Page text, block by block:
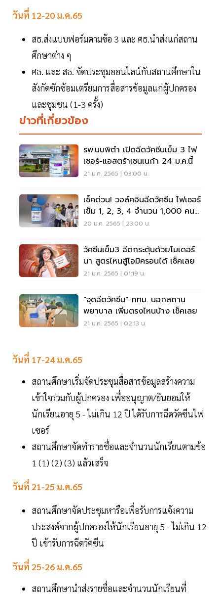
วันที่ 12-20 ม.ค.65
สธ.ส่งแบบฟอร์มตามข้อ 3 และ ศธ.นำส่งแก่สถาน
ศึกษาต่าง ๆ
ศธ. และ สธ. จัดประชุมออนไลน์กับสถานศึกษาใน
สังกัดซักซ้อมเตรียมการสื่อสารข้อมูลแก่ผู้ปกครอง
และชุมชน (1-3 ครั้ง)
ข่าวที่เกี่ยวข้อง
รพ.นบพิตำ เปิดฉีดวัคซีนเข็ม 3 ไฟ
เซอร์-แอสตร้าเซนเนก้า 24 ม.ค.นี้
21 ม.ค. 2565 | 03:00 น.
เช็คด่วน! วอล์คอินฉีดวัคซีน ไฟเซอร์
เข็ม 1, 2, 3, 4 จำนวน 1,000 คน
วันสุดท้าย
20 ม.ค. 2565 | 23:00 น.
วัคซีนเข็ม3 ฉีดกระตุ้นด้วยโมเดอร์
นา สูตรไหนสู้โอมิครอนได้ เช็คเลย
21 ม.ค. 2565 | 01:19 น.
"จุดฉีดวัคซีน" กทม. นอกสถาน
พยาบาล เพิ่มตรงไหนบ้าง เช็คเลย
21 ม.ค. 2565 | 02:13 น.
วันที่ 17-24 ม.ค.65
สถานศึกษาเริ่มจัดประชุมสื่อสารข้อมูลสร้างความ
เข้าใจร่วมกับผู้ปกครอง เพื่ออนุญาต/ยินยอมให้
นักเรียนอายุ 5 - ไม่เกิน 12 ปี ได้รับการฉีดวัคซีนไฟ
เซอร์
สถานศึกษาจัดทำรายชื่อและจำนวนนักเรียนตามข้อ
1 (1) (2) (3) แล้วเสร็จ
วันที่ 21-25 ม.ค.65
สถานศึกษาจัดประชุมหารือเพื่อรับการแจ้งความ
ประสงค์จากผู้ปกครองให้นักเรียนอายุ 5 - ไม่เกิน 12
ปี เข้ารับการฉีดวัคซีน
วันที่ 25-26 ม.ค.65
สถานศึกษานำส่งรายชื่อและจำนวนนักเรียนที่